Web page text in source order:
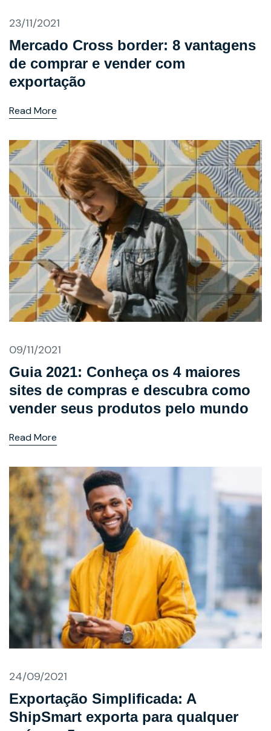
23/11/2021
Mercado Cross border: 8 vantagens
de comprar e vender com
exportação
Read More
09/11/2021
Guia 2021: Conheça os 4 maiores
sites de compras e descubra como
vender seus produtos pelo mundo
Read More
24/09/2021
Exportação Simplificada: A
ShipSmart exporta para qualquer